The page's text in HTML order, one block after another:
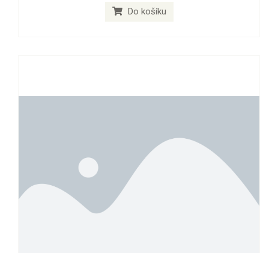
Do košíku